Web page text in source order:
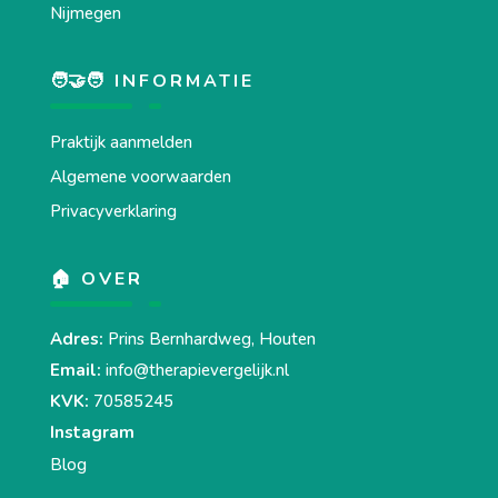
Nijmegen
🧑‍🤝‍🧑 INFORMATIE
Praktijk aanmelden
Algemene voorwaarden
Privacyverklaring
🏠 OVER
Adres: Prins Bernhardweg, Houten
Email: info@therapievergelijk.nl
KVK: 70585245
Instagram
Blog